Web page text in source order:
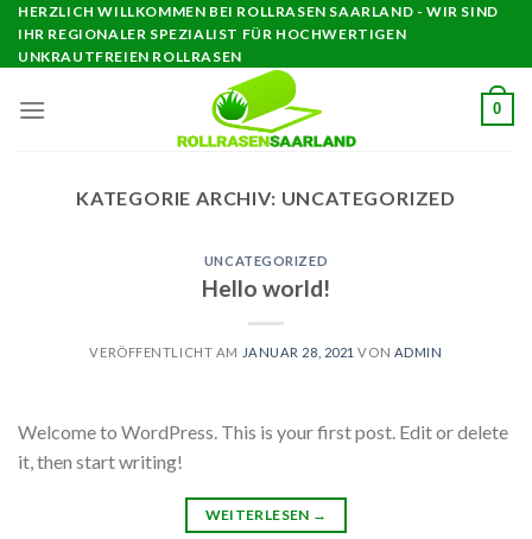
Skip
content
HERZLICH WILLKOMMEN BEI ROLLRASEN SAARLAND - WIR SIND
IHR REGIONALER SPEZIALIST FÜR HOCHWERTIGEN
UNKRAUTFREIEN ROLLRASEN
0
KATEGORIE ARCHIV: UNCATEGORIZED
UNCATEGORIZED
Hello world!
VERÖFFENTLICHT AM JANUAR 28, 2021 VON ADMIN
Welcome to WordPress. This is your first post. Edit or delete
it, then start writing!
WEITERLESEN →